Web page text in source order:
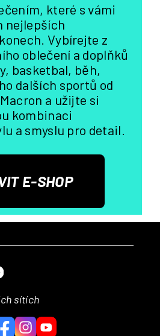
které s vámi
nejlepších
Vybírejte z
oblečení a doplňků
basketbal, běh,
dalších sportů od
a užijte si
kombinaci
a smyslu pro detail.
E-SHOP
sítích